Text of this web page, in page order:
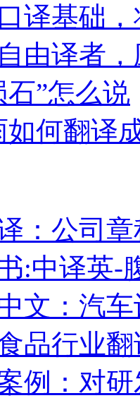
译基础
由译者
石”怎么说
如何翻译
：公司
:中译英-
文：汽
品行业翻
例：对